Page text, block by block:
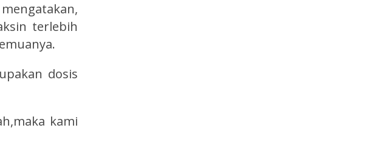
terlebih
dosis
kami